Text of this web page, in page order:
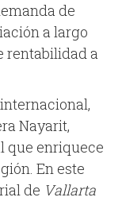
de
a largo
rentabilidad a
Nayarit,
que enriquece
En este
de Vallarta